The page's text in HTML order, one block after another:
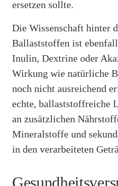
ersetzen sollte.
Die Wissenschaft hinter
Ballaststoffen ist
Inulin, Dextrine oder
Wirkung wie natürliche
noch nicht ausreichend
echte, ballaststoffreiche
an zusätzlichen
Mineralstoffe und
in den verarbeiteten